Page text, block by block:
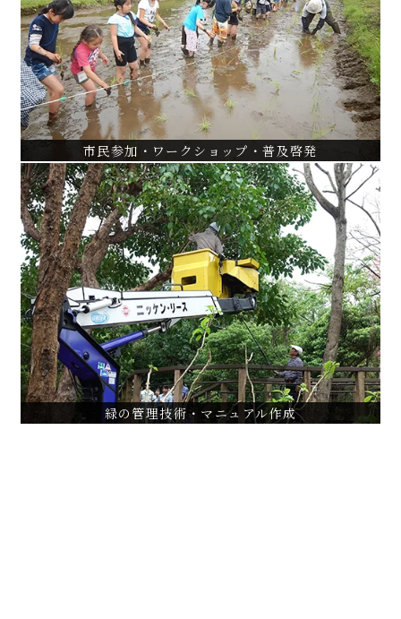
市民参加・ワークショップ・普及啓発
都立公園におけるかいぼり運営
大宮公園桜守ボランティア活動支援
VIEW ALL
緑の管理技術・マニュアル作成
緑の管理技術・マニュアル作成
沖縄緑化樹木剪定調査
大本山永平寺伽藍周辺樹木（スギ巨木）維持管理計画
街路樹剪定ハンドブック作成
VIEW ALL